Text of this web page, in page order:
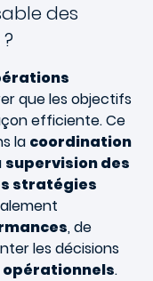
des
que les objectifs
efficiente. Ce
la coordination
supervision des
stratégies
, de
les décisions
.